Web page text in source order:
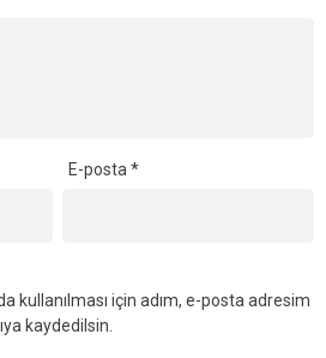
E-posta*
kullanılması için adım, e-posta adresim
kaydedilsin.